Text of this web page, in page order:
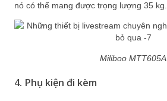
nó có thể mang được trọng lượng 35 kg.
Miliboo MTT605A
4. Phụ kiện đi kèm